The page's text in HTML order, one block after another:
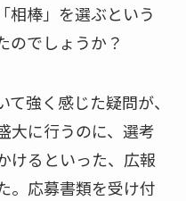
相棒」を選ぶという
のでしょうか？
強く感じた疑問が、
大に行うのに、選考
けるといった、広報
。応募書類を受け付